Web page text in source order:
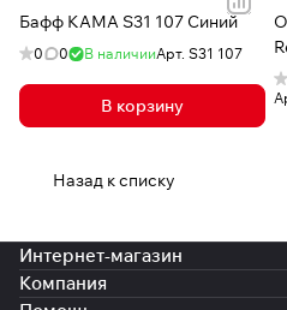
Бафф КАМА S31 107 Синий
0 0 В наличииАрт. S31 107
В корзину
Назад к списку
Интернет-магазин
Компания